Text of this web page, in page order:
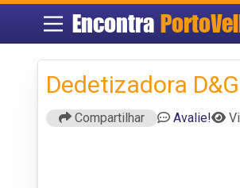
Encontra
Dedetizadora D&G
Compartilhar Avalie!